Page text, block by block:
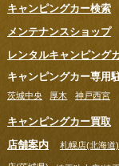
キャンピングカー検索
メンテナンスショップ
レンタルキャンピング
キャンピングカー専用
茨城中央 厚木 神戸西宮
キャンピングカー買取
店舗案内 札幌店(北海道)